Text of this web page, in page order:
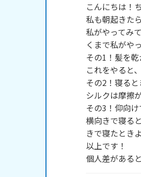
こんにちは！
私も朝起きた
私がやってみ
くまで私がや
その1！髪を
これをやると
その2！寝る
シルクは摩擦
その3！仰向
横向きで寝る
きで寝たとき
以上です！
個人差がある